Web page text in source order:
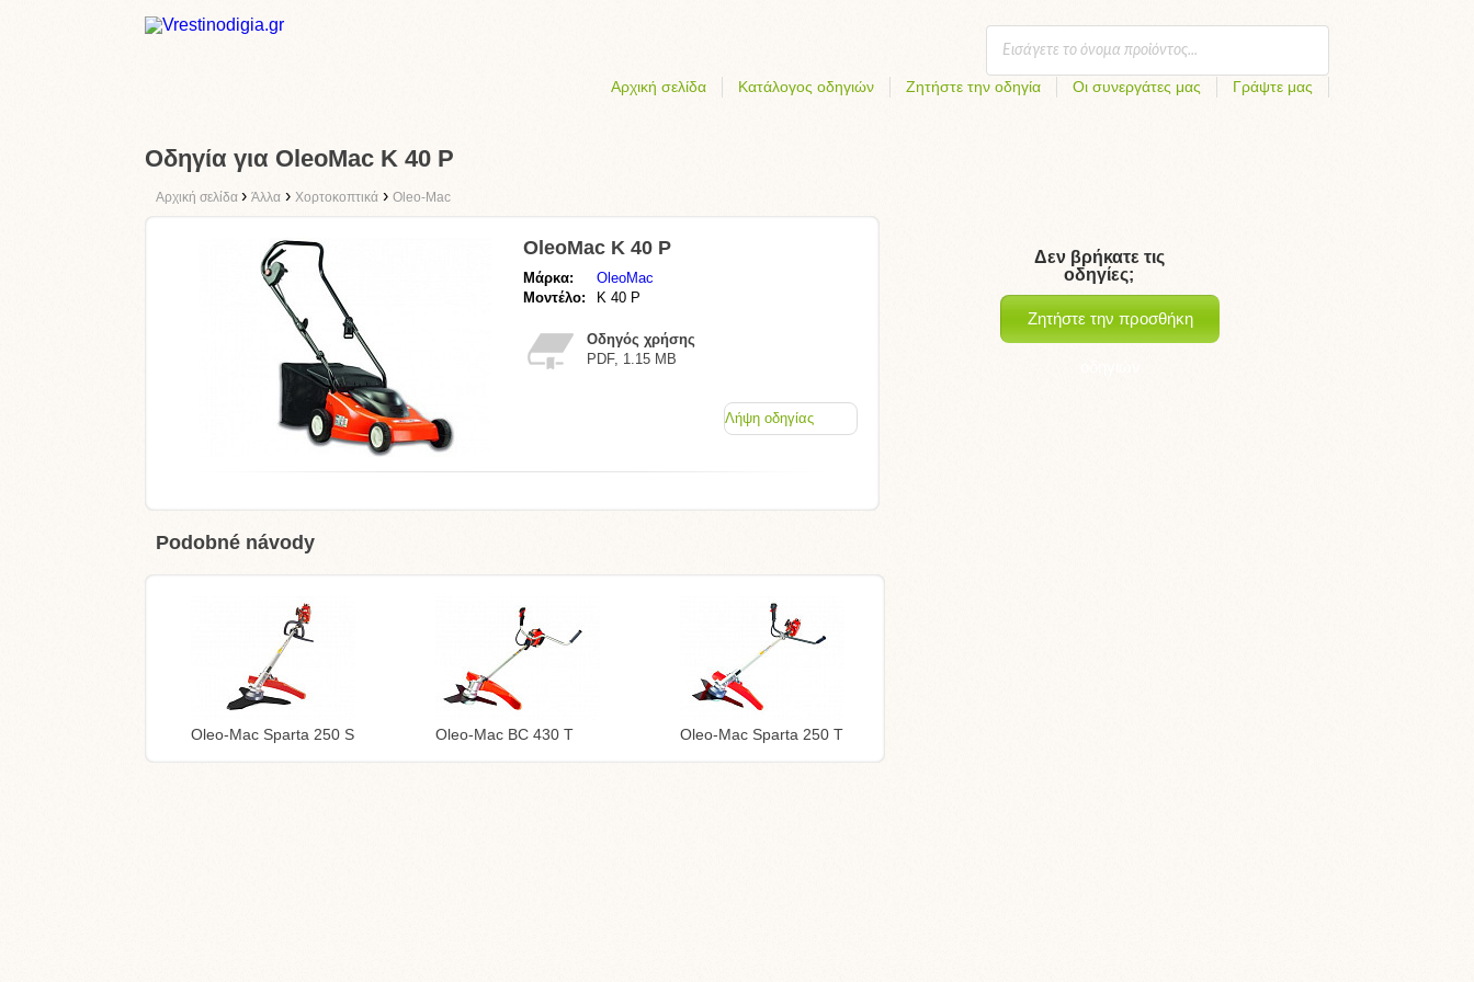
Αρχική σελίδα Κατάλογος οδηγιών Ζητήστε την οδηγία Οι συνεργάτες μας Γράψτε μας
Οδηγία για OleoMac K 40 P
Αρχική σελίδα › Άλλα › Χορτοκοπτικά › Oleo-Mac
OleoMac K 40 P
Μάρκα:
OleoMac
Μοντέλο:
K 40 P
Οδηγός χρήσης
PDF, 1.15 MB
Λήψη οδηγίας
Podobné návody
Oleo-Mac Sparta 250 S Oleo-Mac BC 430 T Oleo-Mac Sparta 250 T
Δεν βρήκατε τις
οδηγίες;
Ζητήστε την προσθήκη